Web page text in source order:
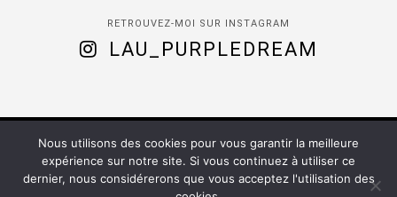
RETROUVEZ-MOI SUR INSTAGRAM
LAU_PURPLEDREAM
(C) 2020 - Purple Dream | Installed by Romy
À PROPOS CONTACT
Nous utilisons des cookies pour vous garantir la meilleure
expérience sur notre site. Si vous continuez à utiliser ce
dernier, nous considérerons que vous acceptez l'utilisation des